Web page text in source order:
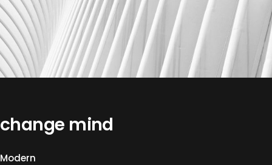
change mind
Modern